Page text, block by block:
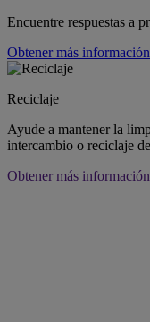
Encuentre respuestas a
Obtener más información
Reciclaje
Ayude a mantener la
intercambio o reciclaje
Obtener más información